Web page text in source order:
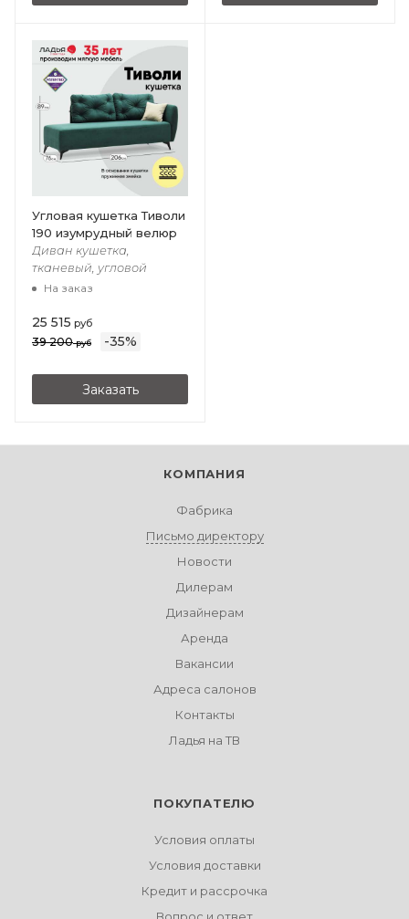
Угловая кушетка Тиволи
190 изумрудный велюр
Диван кушетка,
тканевый, угловой
На заказ
25 515 руб
39 200руб -35%
Заказать
КОМПАНИЯ
Фабрика
Письмо директору
Новости
Дилерам
Дизайнерам
Аренда
Вакансии
Адреса салонов
Контакты
Ладья на ТВ
ПОКУПАТЕЛЮ
Условия оплаты
Условия доставки
Кредит и рассрочка